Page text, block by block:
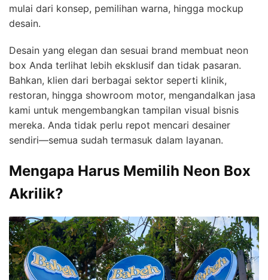
mulai dari konsep, pemilihan warna, hingga mockup
desain.
Desain yang elegan dan sesuai brand membuat neon
box Anda terlihat lebih eksklusif dan tidak pasaran.
Bahkan, klien dari berbagai sektor seperti klinik,
restoran, hingga showroom motor, mengandalkan jasa
kami untuk mengembangkan tampilan visual bisnis
mereka. Anda tidak perlu repot mencari desainer
sendiri—semua sudah termasuk dalam layanan.
Mengapa Harus Memilih Neon Box
Akrilik?